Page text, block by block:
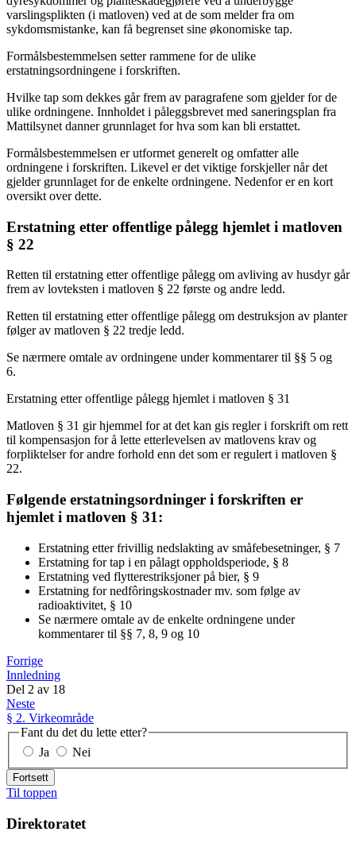
varslingsplikten (i matloven) ved at de som melder fra om
sykdomsmistanke, kan få begrenset sine økonomiske tap.
Formålsbestemmelsen setter rammene for de ulike
erstatningsordningene i forskriften.
Hvilke tap som dekkes går frem av paragrafene som gjelder for de
ulike ordningene. Innholdet i påleggsbrevet med saneringsplan fra
Mattilsynet danner grunnlaget for hva som kan bli erstattet.
Formålsbestemmelsen er utformet generelt og omfatter alle
ordningene i forskriften. Likevel er det viktige forskjeller når det
gjelder grunnlaget for de enkelte ordningene. Nedenfor er en kort
oversikt over dette.
Erstatning etter offentlige pålegg hjemlet i matloven
§ 22
Retten til erstatning etter offentlige pålegg om avliving av husdyr går
frem av lovteksten i matloven § 22 første og andre ledd.
Retten til erstatning etter offentlige pålegg om destruksjon av planter
følger av matloven § 22 tredje ledd.
Se nærmere omtale av ordningene under kommentarer til §§ 5 og
6.
Erstatning etter offentlige pålegg hjemlet i matloven § 31
Matloven § 31 gir hjemmel for at det kan gis regler i forskrift om rett
til kompensasjon for å lette etterlevelsen av matlovens krav og
forpliktelser for andre forhold enn det som er regulert i matloven §
22.
Følgende erstatningsordninger i forskriften er
hjemlet i matloven § 31:
Erstatning etter frivillig nedslakting av småfebesetninger, § 7
Erstatning for tap i en pålagt oppholdsperiode, § 8
Erstatning ved flytterestriksjoner på bier, § 9
Erstatning for nedfôringskostnader mv. som følge av
radioaktivitet, § 10
Se nærmere omtale av de enkelte ordningene under
kommentarer til §§ 7, 8, 9 og 10
Forrige
Innledning
Del 2 av 18
Neste
§ 2. Virkeområde
Fant du det du lette etter?
Ja
Nei
Fortsett
Til toppen
Direktoratet